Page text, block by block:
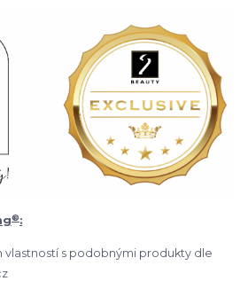
®:
vlastností s podobnými produkty dle